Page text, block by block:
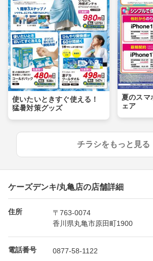
使いたいときすぐ使える！
猛暑対策グッズ
夏のスマ
ェア
チラシをもっと見る
ケーズデンキ/丸亀店の店舗詳細
住所
〒763-0074
香川県丸亀市原田町1900
電話番号 0877-58-1122